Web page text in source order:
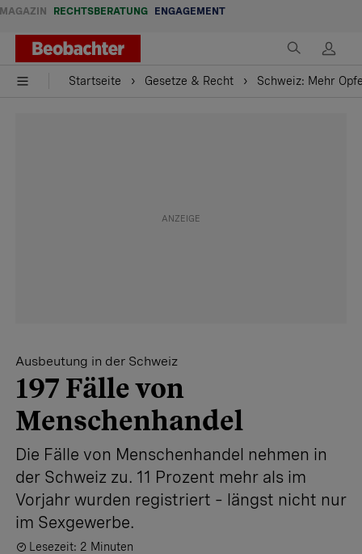
MAGAZIN RECHTSBERATUNG ENGAGEMENT
Startseite Gesetze & Recht Schweiz: Mehr
Ausbeutung in der Schweiz
197 Fälle von
Menschenhandel
Die Fälle von Menschenhandel nehmen in
der Schweiz zu. 11 Prozent mehr als im
Vorjahr wurden registriert – längst nicht nur
im Sexgewerbe.
Lesezeit: 2 Minuten